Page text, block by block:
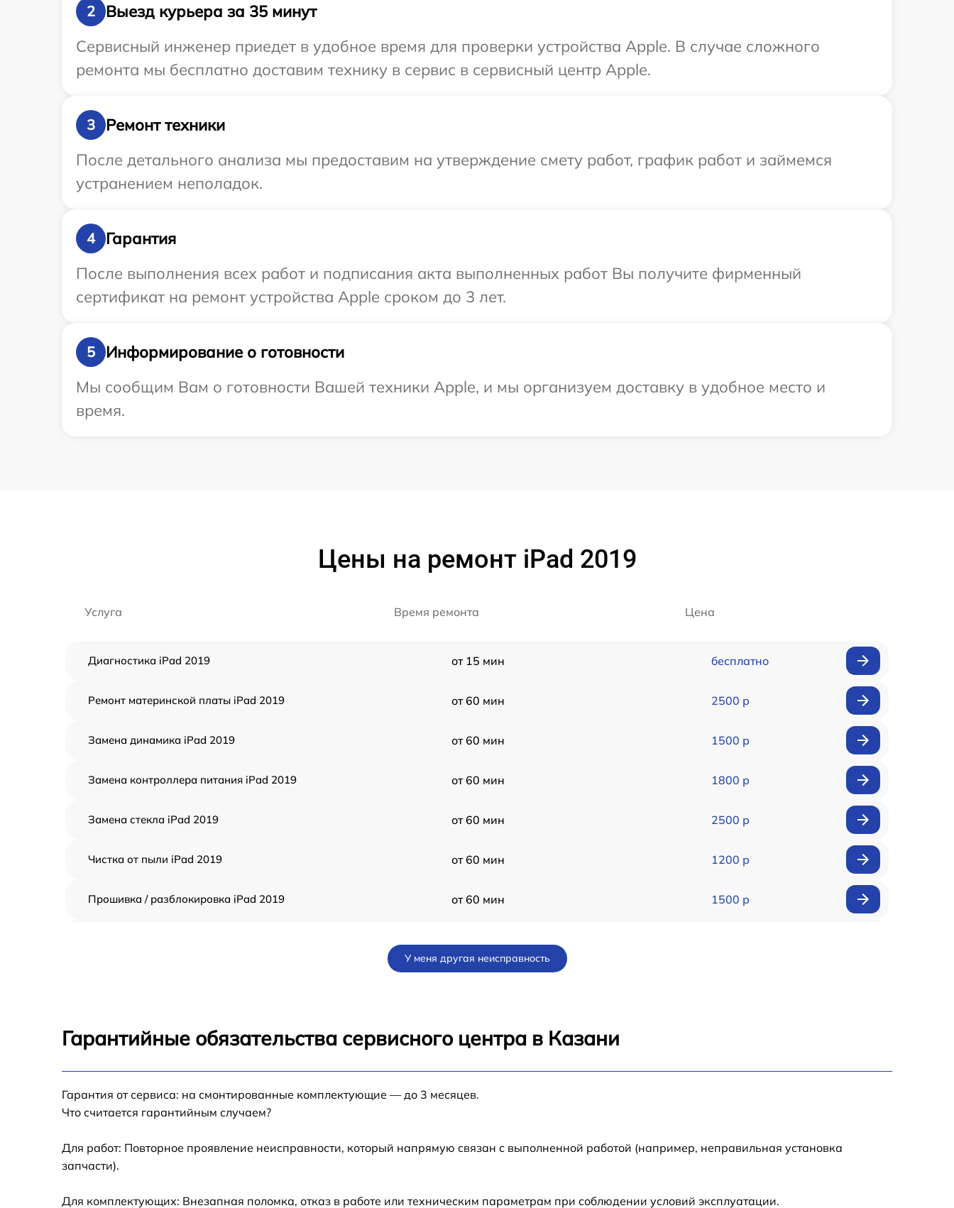
2
Выезд курьера за 35 минут
Сервисный инженер приедет в удобное время для проверки устройства Apple. В случае сложного
ремонта мы бесплатно доставим технику в сервис в сервисный центр Apple.
3
Ремонт техники
После детального анализа мы предоставим на утверждение смету работ, график работ и займемся
устранением неполадок.
4
Гарантия
После выполнения всех работ и подписания акта выполненных работ Вы получите фирменный
сертификат на ремонт устройства Apple сроком до 3 лет.
5
Информирование о готовности
Мы сообщим Вам о готовности Вашей техники Apple, и мы организуем доставку в удобное место и
время.
Цены на ремонт iPad 2019
Услуга Время ремонта Цена
Диагностика iPad 2019 от 15 мин бесплатно
Ремонт материнской платы iPad 2019 от 60 мин 2500 р
Замена динамика iPad 2019 от 60 мин 1500 р
Замена контроллера питания iPad 2019 от 60 мин 1800 р
Замена стекла iPad 2019 от 60 мин 2500 р
Чистка от пыли iPad 2019 от 60 мин 1200 р
Прошивка / разблокировка iPad 2019 от 60 мин 1500 р
Замена корпуса iPad 2019 от 60 мин
У меня другая неисправность
Гарантийные обязательства сервисного центра в Казани
Гарантия от сервиса: на смонтированные комплектующие — до 3 месяцев.
Что считается гарантийным случаем?
Для работ: Повторное проявление неисправности, который напрямую связан с выполненной работой (например, неправильная установка
запчасти).
Для комплектующих: Внезапная поломка, отказ в работе или техническим параметрам при соблюдении условий эксплуатации.